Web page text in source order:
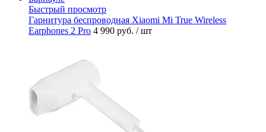
Быстрый просмотр
Гарнитура беспроводная Xiaomi Mi True Wireless
Earphones 2 Pro 4 990 руб. / шт